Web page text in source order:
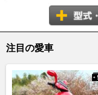
注目の愛車
+